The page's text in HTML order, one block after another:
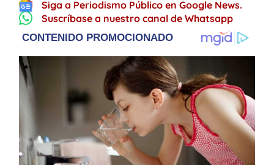
Siga a Periodismo Público en Google News.
Suscríbase a nuestro canal de Whatsapp